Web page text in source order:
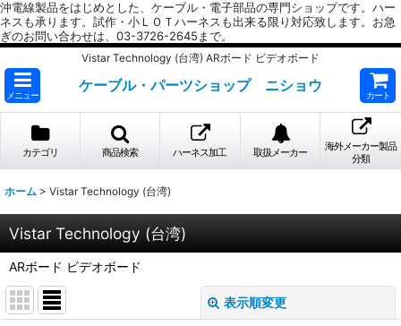
沖電線製品をはじめとした、ケーブル・電子部品の専門ショップです。ハー
ネスも承ります。試作・小ＬＯＴハーネスも出来る限り対応致します。お急
ぎのお問い合わせは、03-3726-2645まで。
Vistar Technology (台湾) ARボード ビデオボード
メニュー
ケーブル・パーツショップ ニショウ
カート
カテゴリ 商品検索 ハーネス加工 取扱メーカー
海外メーカー製品
分類
ホーム > Vistar Technology (台湾)
Vistar Technology (台湾)
ARボード ビデオボード
表示順変更